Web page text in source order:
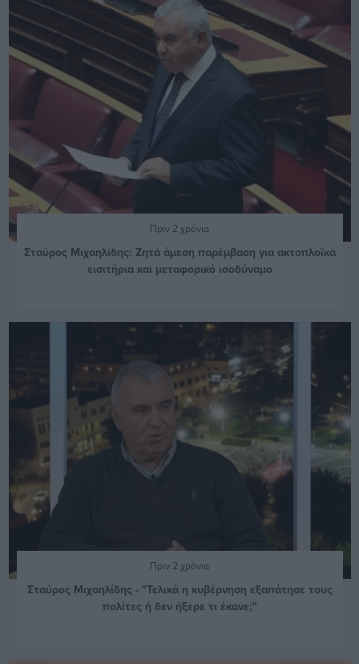
Πριν 2 χρόνια
Σταύρος Μιχαηλίδης: Ζητά άμεση παρέμβαση για ακτοπλοϊκά
εισιτήρια και μεταφορικό ισοδύναμο
Πριν 2 χρόνια
Σταύρος Μιχαηλίδης - "Τελικά η κυβέρνηση εξαπάτησε τους
πολίτες ή δεν ήξερε τι έκανε;"